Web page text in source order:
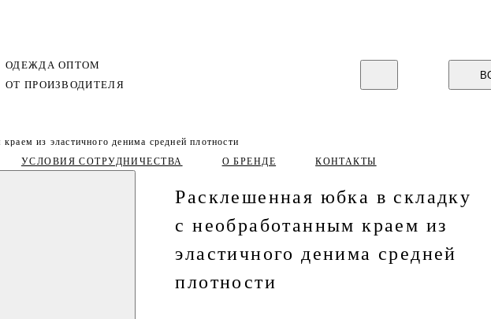
ОДЕЖДА ОПТОМ
ОТ ПРОИЗВОДИТЕЛЯ
УСЛОВИЯ СОТРУДНИЧЕСТВА О БРЕНДЕ КОНТАКТЫ
из эластичного денима средней плотности
Расклешенная юбка в складку
с необработанным краем из
эластичного денима средней
плотности